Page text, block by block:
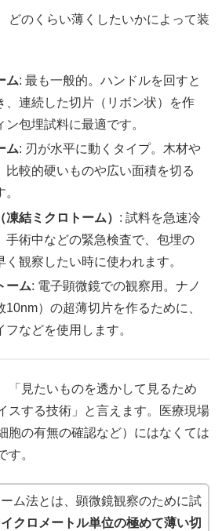
のくらい薄くしたいかによって装
ム: 最も一般的。ハンドルを回すと
、連続した切片（リボン状）を作
包埋試料に最適です。
ム: 刃が水平に動くタイプ。木材や
比較的硬いものや広い面積を切る
結ミクロトーム） : 試料を急速冷
手術中などの緊急検査で、包埋の
観察したい時に使われます。
ーム: 電子顕微鏡での観察用。ナノ
10nm）の超薄切片を作るために、
などを使用します。
見たいものを透かして見るため
スする技術」と言えます。医療現場
胞の有無の確認など）にはなくては
す。
ーム法とは、顕微鏡観察のために試
クロメートル単位の極めて薄い切